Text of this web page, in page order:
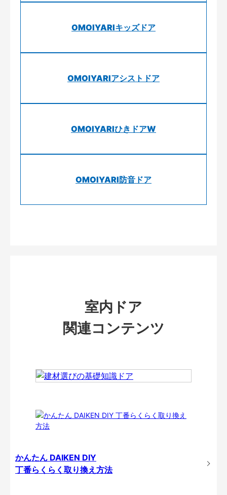
OMOIYARIキッズドア
OMOIYARIアシストドア
OMOIYARIひきドアW
OMOIYARI防音ドア
室内ドア
関連コンテンツ
かんたん DAIKEN DIY
丁番らくらく取り換え方法